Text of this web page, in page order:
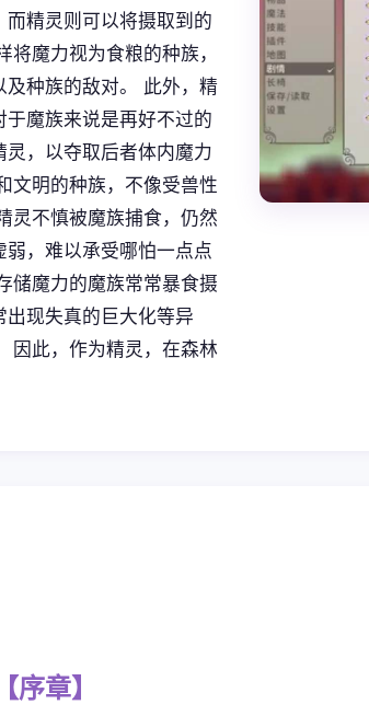
精灵则可以将摄取到的
魔力视为食粮的种族，
种族的敌对。 此外，精
魔族来说是再好不过的
，以夺取后者体内魔力
文明的种族，不像受兽性
灵不慎被魔族捕食，仍然
，难以承受哪怕一点点
储魔力的魔族常常暴食摄
现失真的巨大化等异
因此，作为精灵，在森林
章】